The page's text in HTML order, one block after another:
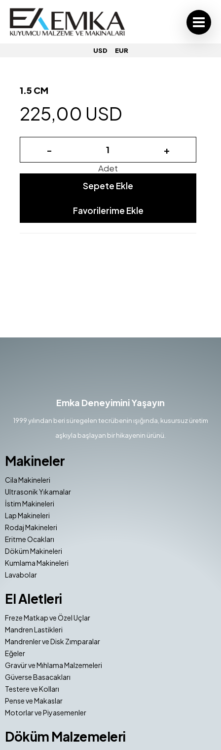
USD EUR
1.5 CM
225,00 USD
- +
Adet
Sepete Ekle
Favorilerime Ekle
Emka Deneyimini Yaşayın
1999 yılından beri süregelen tecrübenin ışığında, kusursuz üretim
aşkıyla başlayan bir hikayenin ürünü.
Makineler
Cila Makineleri
Ultrasonik Yıkamalar
İstim Makineleri
Lap Makineleri
Rodaj Makineleri
Eritme Ocakları
Döküm Makineleri
Kumlama Makineleri
Lavabolar
El Aletleri
Freze Matkap ve Özel Uçlar
Mandren Lastikleri
Mandrenler ve Disk Zımparalar
Eğeler
Gravür ve Mıhlama Malzemeleri
Güverse Basacakları
Testere ve Kolları
Pense ve Makaslar
Motorlar ve Piyasemenler
Döküm Malzemeleri